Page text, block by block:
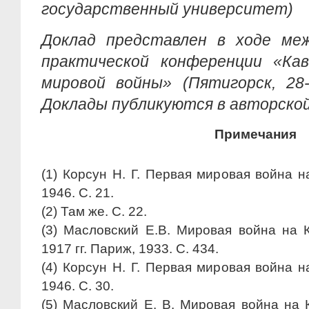
государственный университет)
Доклад представлен в ходе
практической конференции
мировой войны» (Пятигорск,
Доклады публикуются в
Примечания
(1) Корсун Н. Г. Первая мировая война
1946. C. 21.
(2) Там же. C. 22.
(3) Масловский Е.В. Мировая война на
1917 гг. Париж, 1933. С. 434.
(4) Корсун Н. Г. Первая мировая война
1946. C. 30.
(5) Масловский Е. В. Мировая война на